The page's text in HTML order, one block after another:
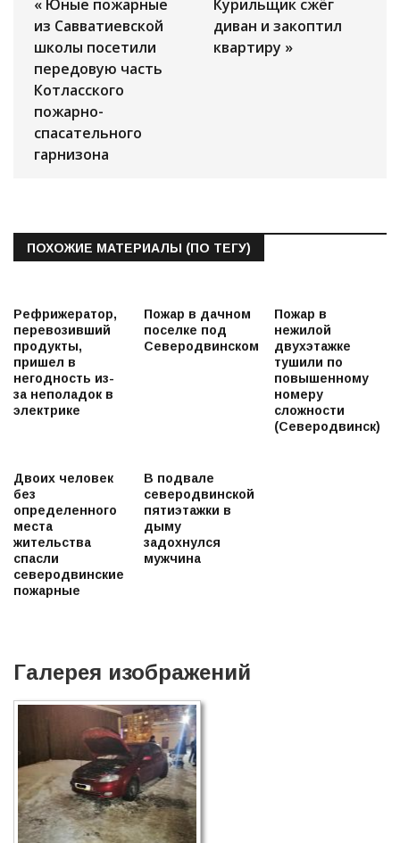
« Юные пожарные
из Савватиевской
школы посетили
передовую часть
Котласского
пожарно-
спасательного
гарнизона
Курильщик сжёг
диван и закоптил
квартиру »
ПОХОЖИЕ МАТЕРИАЛЫ (ПО ТЕГУ)
Рефрижератор,
перевозивший
продукты,
пришел в
негодность из-
за неполадок в
электрике
Пожар в дачном
поселке под
Северодвинском
Пожар в
нежилой
двухэтажке
тушили по
повышенному
номеру
сложности
(Северодвинск)
Двоих человек
без
определенного
места
жительства
спасли
северодвинские
пожарные
В подвале
северодвинской
пятиэтажки в
дыму
задохнулся
мужчина
Галерея изображений